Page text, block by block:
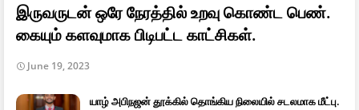
இருவருடன் ஒரே நேரத்தில் உறவு கொண்ட பெண்.
கையும் களவுமாக பிடிபட்ட காட்சிகள்.
June 19, 2023
யாழ் அபிநஜன் தூக்கில் தொங்கிய நிலையில் சடலமாக மீட்பு.